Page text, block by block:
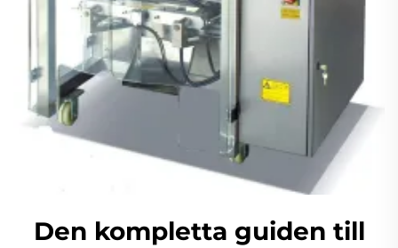
Den kompletta guiden till